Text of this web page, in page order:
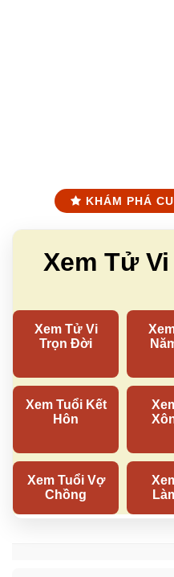
KHÁM PHÁ